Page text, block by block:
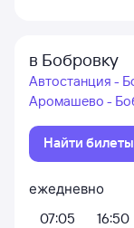
в Бобровку
Автостанция -
Аромашево -
Найти билеты
ежедневно
07:05
16:50